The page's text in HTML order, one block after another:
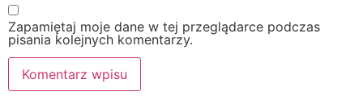
Zapamiętaj moje dane w tej przeglądarce podczas
pisania kolejnych komentarzy.